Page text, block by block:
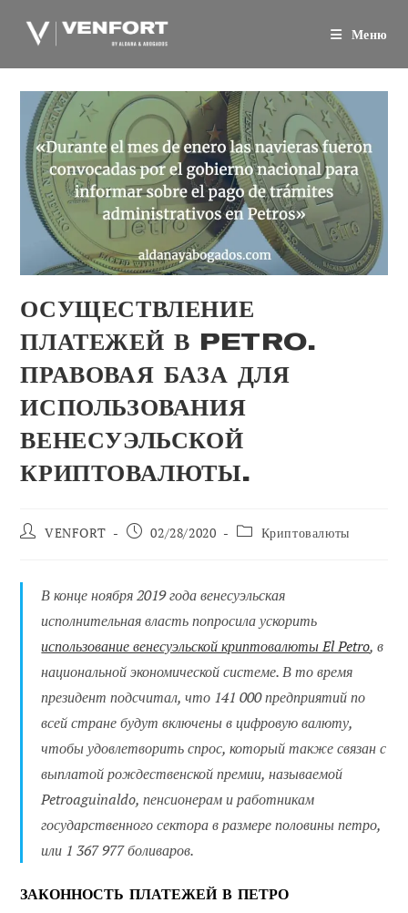
Меню
ОСУЩЕСТВЛЕНИЕ
ПЛАТЕЖЕЙ В PETRO.
ПРАВОВАЯ БАЗА ДЛЯ
ИСПОЛЬЗОВАНИЯ
ВЕНЕСУЭЛЬСКОЙ
КРИПТОВАЛЮТЫ.
АвторVENFORT
Сообщение
02/28/2020
Категория
Криптовалюты
В конце ноября 2019 года венесуэльская
исполнительная власть попросила ускорить
использование венесуэльской криптовалюты El Petro, в
национальной экономической системе. В то время
президент подсчитал, что 141 000 предприятий по
всей стране будут включены в цифровую валюту,
чтобы удовлетворить спрос, который также связан с
выплатой рождественской премии, называемой
Petroaguinaldo, пенсионерам и работникам
государственного сектора в размере половины петро,
или 1 367 977 боливаров.
ЗАКОННОСТЬ ПЛАТЕЖЕЙ В ПЕТРО